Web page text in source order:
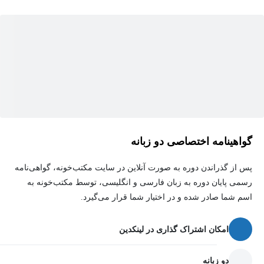
-کسانی که قصد ورود به بازار طراحی صنعتی یا شرکت‌های مهندسی
رو دارن
-یا حتی افرادی که با نرم‌افزارهای مشابه مثل SolidWorks کار کردن و
حالا می‌خوان با CATIA هم حرفه‌ای بشن
سرفصل‌ها و محیط‌هایی که پوشش داده شده‌اند:
گواهینامه اختصاصی دو زبانه
پس از گذراندن دوره به صورت آنلاین در سایت مکتب‌خونه، گواهی‌نامه
رسمی پایان دوره به زبان فارسی و انگلیسی، توسط مکتب‌خونه به
اسم شما صادر شده و در اختیار شما قرار می‌گیرد.
امکان اشتراک گذاری در لینکدین
دو زبانه